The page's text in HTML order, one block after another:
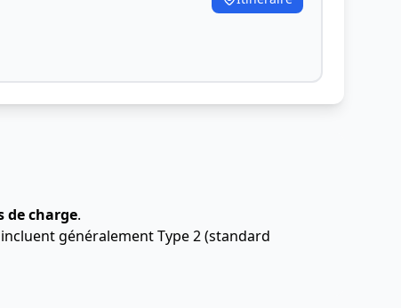
de charge.
généralement Type 2 (standard